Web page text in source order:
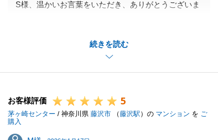
続きを読む
S様、温かいお言葉をいただき、ありがとうございま
かと存じますが、最終的に「誠実だった」と感じてい
ただけたことに、深い安堵と喜びを感じております。
前任時の引き継ぎ等、至らぬ点があったにもかかわら
で、無事にお引き渡しまでたどり着くことができまし
た。
これからもお客様一人ひとりに誠実に応える姿勢を忘
お客様評価 5
茅ヶ崎センター / 神奈川県 藤沢市 （藤沢駅）の マンション を ご
購入
M様